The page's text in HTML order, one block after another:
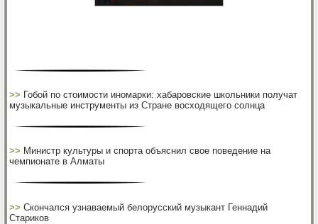
>> Гобой по стоимости иномарки: хабаровские школьники получат
музыкальные инструменты из Стране восходящего солнца
>> Министр культуры и спорта объяснил свое поведение на
чемпионате в Алматы
>>Скончался узнаваемый белорусский музыкант Геннадий
Стариков